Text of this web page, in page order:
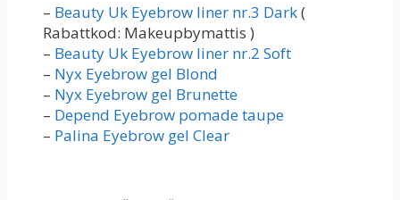
– Beauty Uk Eyebrow liner nr.3 Dark(
Rabattkod: Makeupbymattis )
– Beauty Uk Eyebrow liner nr.2 Soft
– Nyx Eyebrow gel Blond
– Nyx Eyebrow gel Brunette
– Depend Eyebrow pomade taupe
– Palina Eyebrow gel Clear